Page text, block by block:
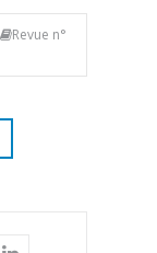
Revue n°